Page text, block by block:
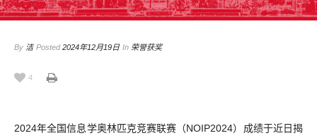
By 洁 Posted2024年12月19日 In 荣誉获奖
4
2024年全国信息学奥林匹克竞赛联赛（NOIP2024）成绩于近日揭